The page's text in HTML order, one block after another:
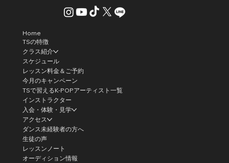
Home
TSの特徴
クラス紹介
スケジュール
レッスン料金＆ご予約
今月のキャンペーン
TSで習えるK-POPアーティスト一覧
インストラクター
入会・体験・見学
アクセス
ダンス未経験者の方へ
生徒の声
レッスンノート
オーディション情報